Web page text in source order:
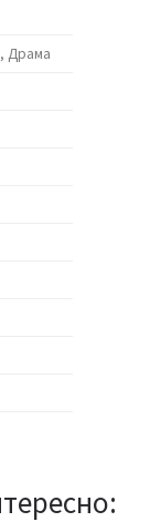
Драма